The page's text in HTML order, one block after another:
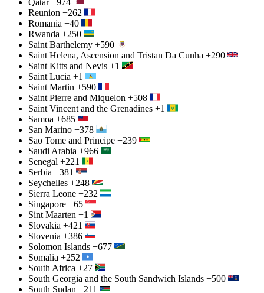
Reunion +262
Romania +40
Rwanda +250
Saint Barthelemy +590
Saint Helena, Ascension and Tristan Da Cunha +290
Saint Kitts and Nevis +1
Saint Lucia +1
Saint Martin +590
Saint Pierre and Miquelon +508
Saint Vincent and the Grenadines +1
Samoa +685
San Marino +378
Sao Tome and Principe +239
Saudi Arabia +966
Senegal +221
Serbia +381
Seychelles +248
Sierra Leone +232
Singapore +65
Sint Maarten +1
Slovakia +421
Slovenia +386
Solomon Islands +677
Somalia +252
South Africa +27
South Georgia and the South Sandwich Islands +500
South Sudan +211